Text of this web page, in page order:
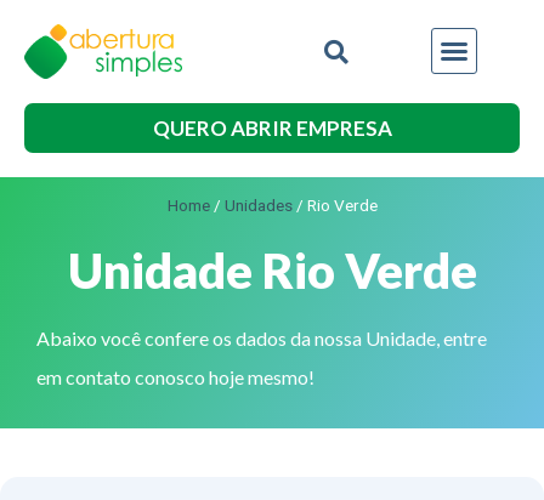
QUERO ABRIR EMPRESA
Home/ Unidades/ Rio Verde
Unidade Rio Verde
Abaixo você confere os dados da nossa Unidade, entre
em contato conosco hoje mesmo!